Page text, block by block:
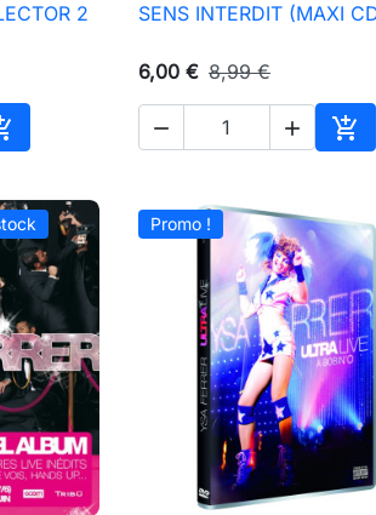
2
au panier
 Aperçu rapide
SENS INTERDIT (MAXI
6,00 € 8,99 €
  
Promo !